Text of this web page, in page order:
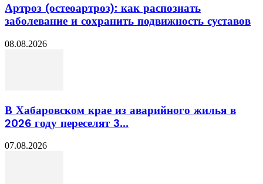
Артроз (остеоартроз): как распознать
заболевание и сохранить подвижность суставов
08.08.2026
В Хабаровском крае из аварийного жилья в
2026 году переселят 3...
07.08.2026